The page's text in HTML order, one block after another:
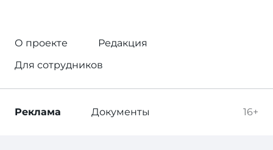
О проекте
Редакция
Для сотрудников
16+
Реклама Документы